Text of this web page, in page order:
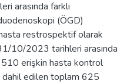
arasında farklı
(ÖGD)
restrospektif olarak
10/2023 tarihleri arasında
erişkin hasta kontrol
dahil edilen toplam 625